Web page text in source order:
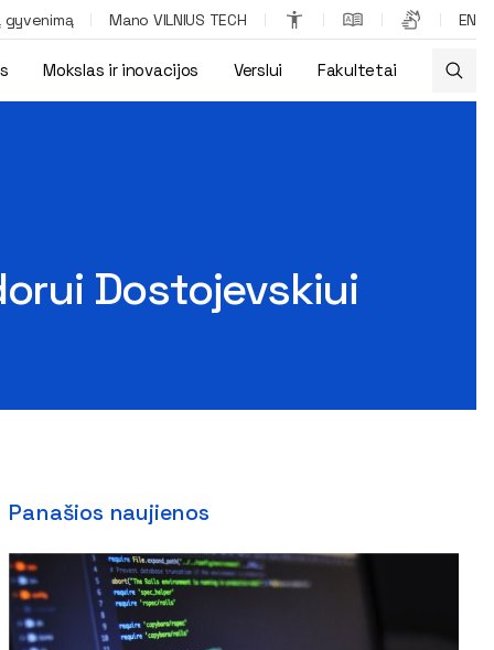
gyvenimą Mano VILNIUS TECH EN
Mokslas ir inovacijos Verslui Fakultetai
Dostojevskiui
Panašios naujienos